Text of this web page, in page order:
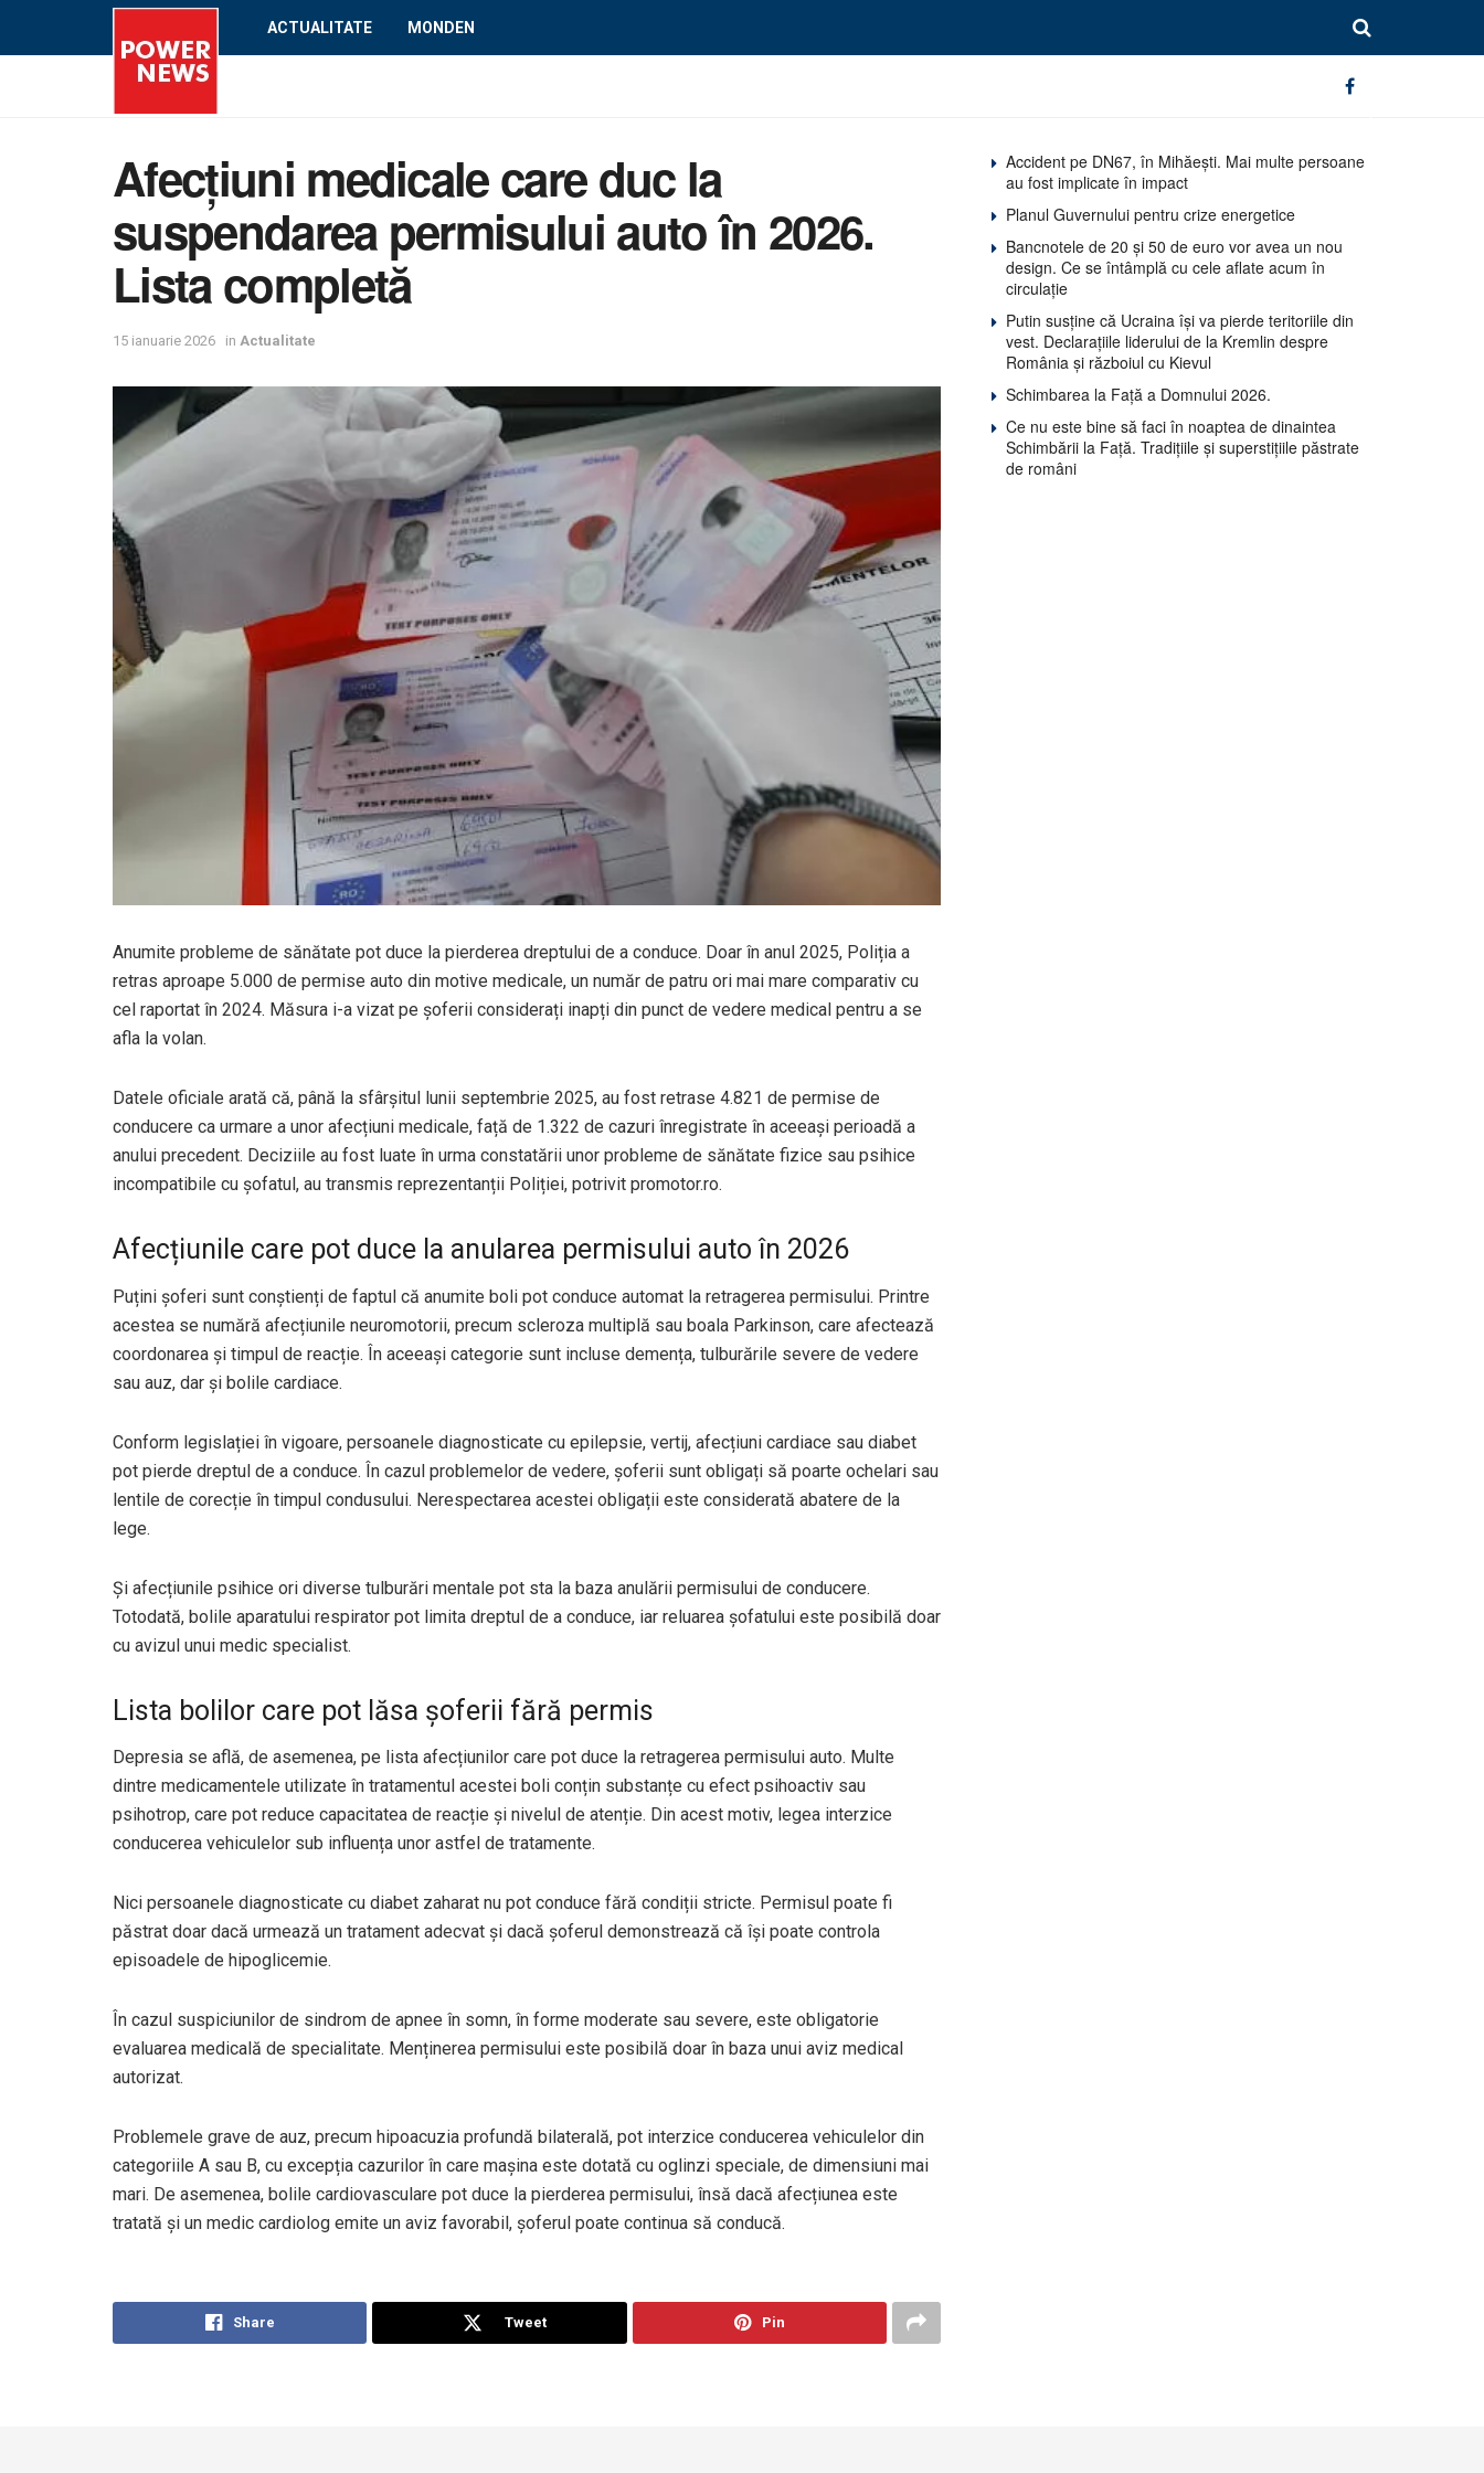
ACTUALITATE MONDEN
Afecțiuni medicale care duc la
suspendarea permisului auto în 2026.
Lista completă
15 ianuarie 2026 in Actualitate
Anumite probleme de sănătate pot duce la pierderea dreptului de a conduce. Doar în anul 2025, Poliția a
retras aproape 5.000 de permise auto din motive medicale, un număr de patru ori mai mare comparativ cu
cel raportat în 2024. Măsura i-a vizat pe șoferii considerați inapți din punct de vedere medical pentru a se
afla la volan.
Datele oficiale arată că, până la sfârșitul lunii septembrie 2025, au fost retrase 4.821 de permise de
conducere ca urmare a unor afecțiuni medicale, față de 1.322 de cazuri înregistrate în aceeași perioadă a
anului precedent. Deciziile au fost luate în urma constatării unor probleme de sănătate fizice sau psihice
incompatibile cu șofatul, au transmis reprezentanții Poliției, potrivit promotor.ro.
Afecțiunile care pot duce la anularea permisului auto în 2026
Puțini șoferi sunt conștienți de faptul că anumite boli pot conduce automat la retragerea permisului. Printre
acestea se numără afecțiunile neuromotorii, precum scleroza multiplă sau boala Parkinson, care afectează
coordonarea și timpul de reacție. În aceeași categorie sunt incluse demența, tulburările severe de vedere
sau auz, dar și bolile cardiace.
Conform legislației în vigoare, persoanele diagnosticate cu epilepsie, vertij, afecțiuni cardiace sau diabet
pot pierde dreptul de a conduce. În cazul problemelor de vedere, șoferii sunt obligați să poarte ochelari sau
lentile de corecție în timpul condusului. Nerespectarea acestei obligații este considerată abatere de la
lege.
Și afecțiunile psihice ori diverse tulburări mentale pot sta la baza anulării permisului de conducere.
Totodată, bolile aparatului respirator pot limita dreptul de a conduce, iar reluarea șofatului este posibilă doar
cu avizul unui medic specialist.
Lista bolilor care pot lăsa șoferii fără permis
Depresia se află, de asemenea, pe lista afecțiunilor care pot duce la retragerea permisului auto. Multe
dintre medicamentele utilizate în tratamentul acestei boli conțin substanțe cu efect psihoactiv sau
psihotrop, care pot reduce capacitatea de reacție și nivelul de atenție. Din acest motiv, legea interzice
conducerea vehiculelor sub influența unor astfel de tratamente.
Nici persoanele diagnosticate cu diabet zaharat nu pot conduce fără condiții stricte. Permisul poate fi
păstrat doar dacă urmează un tratament adecvat și dacă șoferul demonstrează că își poate controla
episoadele de hipoglicemie.
În cazul suspiciunilor de sindrom de apnee în somn, în forme moderate sau severe, este obligatorie
evaluarea medicală de specialitate. Menținerea permisului este posibilă doar în baza unui aviz medical
autorizat.
Problemele grave de auz, precum hipoacuzia profundă bilaterală, pot interzice conducerea vehiculelor din
categoriile A sau B, cu excepția cazurilor în care mașina este dotată cu oglinzi speciale, de dimensiuni mai
mari. De asemenea, bolile cardiovasculare pot duce la pierderea permisului, însă dacă afecțiunea este
tratată și un medic cardiolog emite un aviz favorabil, șoferul poate continua să conducă.
Share Tweet Pin
Accident pe DN67, în Mihăești. Mai multe persoane
au fost implicate în impact
Planul Guvernului pentru crize energetice
Bancnotele de 20 și 50 de euro vor avea un nou
design. Ce se întâmplă cu cele aflate acum în
circulație
Putin susține că Ucraina își va pierde teritoriile din
vest. Declarațiile liderului de la Kremlin despre
România și războiul cu Kievul
Schimbarea la Față a Domnului 2026.
Ce nu este bine să faci în noaptea de dinaintea
Schimbării la Față. Tradițiile și superstițiile păstrate
de români